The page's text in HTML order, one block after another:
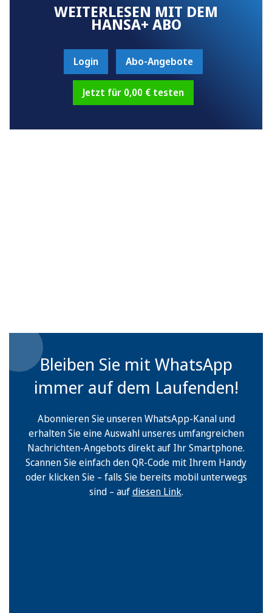
WEITERLESEN MIT DEM
HANSA+ ABO
Login Abo-Angebote
Jetzt für 0,00 € testen
Bleiben Sie mit WhatsApp
immer auf dem Laufenden!
Abonnieren Sie unseren WhatsApp-Kanal und
erhalten Sie eine Auswahl unseres umfangreichen
Nachrichten-Angebots direkt auf Ihr Smartphone.
Scannen Sie einfach den QR-Code mit Ihrem Handy
oder klicken Sie – falls Sie bereits mobil unterwegs
sind – aufdiesen Link.